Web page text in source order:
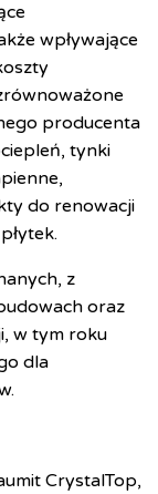
wpływające
producenta
tynki
do renowacji
z
oraz
w tym roku
dla
CrystalTop,